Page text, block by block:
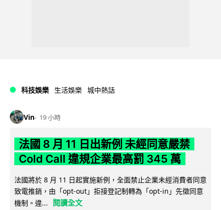
科技娛樂 生活娛樂 城中熱話
Vin 19 小時
法國 8 月 11 日出新例 未經同意嚴禁
Cold Call 違規企業最高罰 345 萬
法國將於 8 月 11 日起實施新例，全面禁止企業未經消費者同意
致電推銷，由「opt-out」拒接登記制轉為「opt-in」先徵同意
機制。違...
閱讀全文